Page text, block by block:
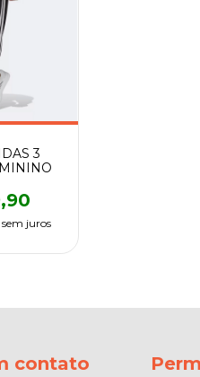
3
sem juros
contato